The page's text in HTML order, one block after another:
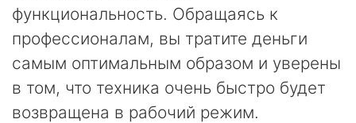
функциональность. Обращаясь к
профессионалам, вы тратите деньги
самым оптимальным образом и уверены
в том, что техника очень быстро будет
возвращена в рабочий режим.